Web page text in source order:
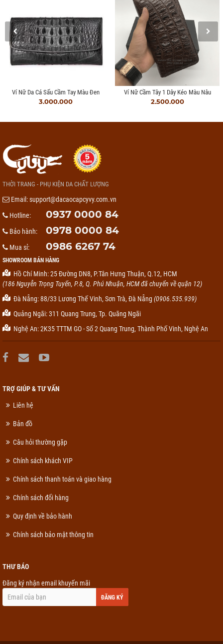
Ví Nữ Da Cá Sấu Cầm Tay Màu Đen
3.000.000
Ví Nữ Cầm Tây 1 Dây Kéo Màu Nâu
2.500.000
THỜI TRANG - PHỤ KIỆN DA CHẤT LƯỢNG
Email:support@dacaocapcyvy.com.vn
Hotline:
0937 0000 84
Bảo hành: 0978 0000 84
Mua sỉ: 0986 6267 74
SHOWROOM BÁN HÀNG
Hồ Chí Minh: 25 Đường DN8, P.Tân Hưng Thuận, Q.12, HCM
(186 Nguyễn Trọng Tuyển, P.8, Q. Phú Nhuận, HCM đã chuyển về quận 12)
Đà Nẵng: 88/33 Lương Thế Vinh, Sơn Trà, Đà Nẵng (0906.535.939)
Quảng Ngãi: 311 Quang Trung, Tp. Quãng Ngãi
Nghệ An: 2K35 TTTM GO - Số 2 Quang Trung, Thành Phố Vinh, Nghệ An
TRỢ GIÚP & TƯ VẤN
Liên hệ
Bản đồ
Câu hỏi thường gặp
Chính sách khách VIP
Chính sách thanh toán và giao hàng
Chính sách đổi hàng
Quy định về bảo hành
Chính sách bảo mật thông tin
THƯ BÁO
Đăng ký nhận email khuyến mãi
ĐĂNG KÝ